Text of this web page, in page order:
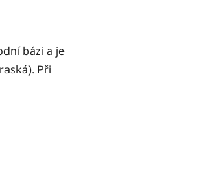
bázi a je
Při